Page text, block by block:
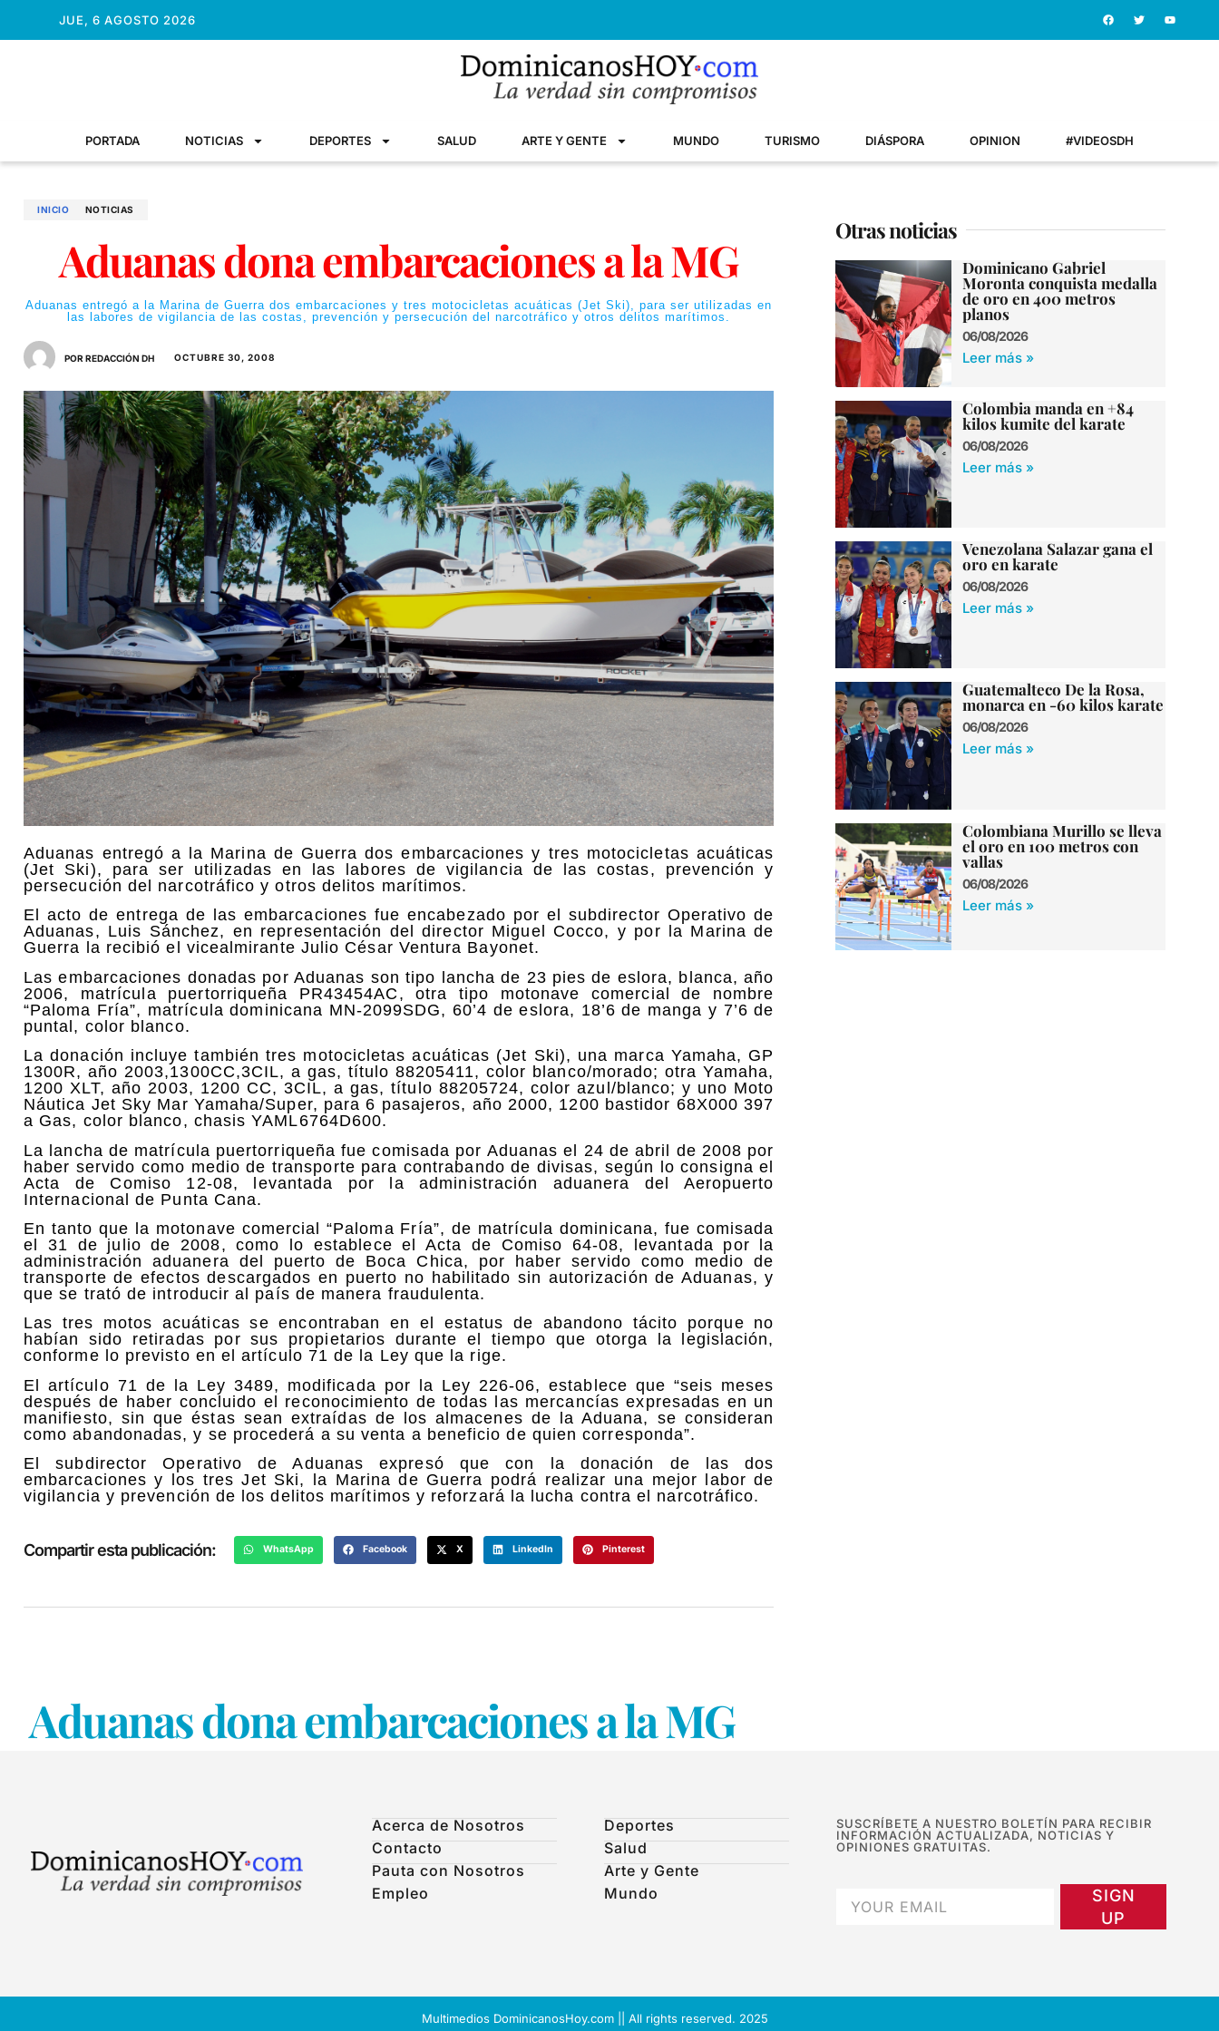
JUE, 6 AGOSTO 2026
PORTADA NOTICIAS DEPORTES SALUD ARTE Y GENTE MUNDO TURISMO DIÁSPORA OPINION #VIDEOSDH
INICIO NOTICIAS
Aduanas dona embarcaciones a la MG
Aduanas entregó a la Marina de Guerra dos embarcaciones y tres motocicletas acuáticas (Jet Ski), para ser utilizadas en
las labores de vigilancia de las costas, prevención y persecución del narcotráfico y otros delitos marítimos.
POR REDACCIÓN DH OCTUBRE 30, 2008
Aduanas entregó a la Marina de Guerra dos embarcaciones y tres motocicletas acuáticas
(Jet Ski), para ser utilizadas en las labores de vigilancia de las costas, prevención y
persecución del narcotráfico y otros delitos marítimos.
El acto de entrega de las embarcaciones fue encabezado por el subdirector Operativo de
Aduanas, Luis Sánchez, en representación del director Miguel Cocco, y por la Marina de
Guerra la recibió el vicealmirante Julio César Ventura Bayonet.
Las embarcaciones donadas por Aduanas son tipo lancha de 23 pies de eslora, blanca, año
2006, matrícula puertorriqueña PR43454AC, otra tipo motonave comercial de nombre
“Paloma Fría”, matrícula dominicana MN-2099SDG, 60’4 de eslora, 18’6 de manga y 7’6 de
puntal, color blanco.
La donación incluye también tres motocicletas acuáticas (Jet Ski), una marca Yamaha, GP
1300R, año 2003,1300CC,3CIL, a gas, título 88205411, color blanco/morado; otra Yamaha,
1200 XLT, año 2003, 1200 CC, 3CIL, a gas, título 88205724, color azul/blanco; y uno Moto
Náutica Jet Sky Mar Yamaha/Super, para 6 pasajeros, año 2000, 1200 bastidor 68X000 397
a Gas, color blanco, chasis YAML6764D600.
La lancha de matrícula puertorriqueña fue comisada por Aduanas el 24 de abril de 2008 por
haber servido como medio de transporte para contrabando de divisas, según lo consigna el
Acta de Comiso 12-08, levantada por la administración aduanera del Aeropuerto
Internacional de Punta Cana.
En tanto que la motonave comercial “Paloma Fría”, de matrícula dominicana, fue comisada
el 31 de julio de 2008, como lo establece el Acta de Comiso 64-08, levantada por la
administración aduanera del puerto de Boca Chica, por haber servido como medio de
transporte de efectos descargados en puerto no habilitado sin autorización de Aduanas, y
que se trató de introducir al país de manera fraudulenta.
Las tres motos acuáticas se encontraban en el estatus de abandono tácito porque no
habían sido retiradas por sus propietarios durante el tiempo que otorga la legislación,
conforme lo previsto en el artículo 71 de la Ley que la rige.
El artículo 71 de la Ley 3489, modificada por la Ley 226-06, establece que “seis meses
después de haber concluido el reconocimiento de todas las mercancías expresadas en un
manifiesto, sin que éstas sean extraídas de los almacenes de la Aduana, se consideran
como abandonadas, y se procederá a su venta a beneficio de quien corresponda”.
El subdirector Operativo de Aduanas expresó que con la donación de las dos
embarcaciones y los tres Jet Ski, la Marina de Guerra podrá realizar una mejor labor de
vigilancia y prevención de los delitos marítimos y reforzará la lucha contra el narcotráfico.
Compartir esta publicación: WhatsApp Facebook X LinkedIn Pinterest
Otras noticias
Dominicano Gabriel
Moronta conquista medalla
de oro en 400 metros
planos
06/08/2026
Leer más »
Colombia manda en +84
kilos kumite del karate
06/08/2026
Leer más »
Venezolana Salazar gana el
oro en karate
06/08/2026
Leer más »
Guatemalteco De la Rosa,
monarca en -60 kilos karate
06/08/2026
Leer más »
Colombiana Murillo se lleva
el oro en 100 metros con
vallas
06/08/2026
Leer más »
Aduanas dona embarcaciones a la MG
Acerca de Nosotros
Contacto
Pauta con Nosotros
Empleo
Deportes
Salud
Arte y Gente
Mundo
SUSCRÍBETE A NUESTRO BOLETÍN PARA RECIBIR
INFORMACIÓN ACTUALIZADA, NOTICIAS Y
OPINIONES GRATUITAS.
SIGN
UP
Multimedios DominicanosHoy.com || All rights reserved. 2025